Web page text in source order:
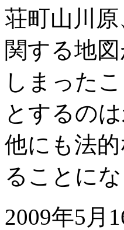
荘町山川
関する地
しまった
とするの
他にも法
ることにな
2009年5月